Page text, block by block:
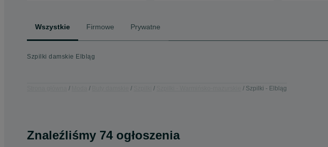
Wszystkie Firmowe Prywatne
Szpilki damskie Elbląg
Szpilki - Elbląg
Znaleźliśmy 74 ogłoszenia